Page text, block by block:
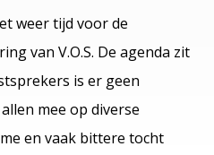
weer tijd voor de
van V.O.S. De agenda zit
is er geen
mee op diverse
en vaak bittere tocht